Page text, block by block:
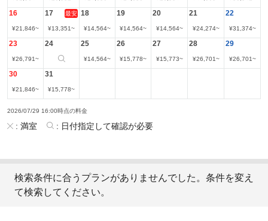
16
¥21,846~
17 最安
¥13,351~
18
¥14,564~
19
¥14,564~
20
¥14,564~
21
¥24,274~
22
¥31,374~
23
¥26,791~
24 25
¥14,564~
26
¥15,778~
27
¥15,773~
28
¥26,701~
29
¥26,701~
30
¥21,846~
31
¥15,778~
2026/07/29 16:00時点の料金
: 満室 : 日付指定して確認が必要
検索条件に合うプランがありませんでした。条件を変え
て検索してください。